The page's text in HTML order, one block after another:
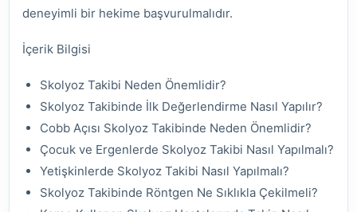
deneyimli bir hekime başvurulmalıdır.
İçerik Bilgisi
Skolyoz Takibi Neden Önemlidir?
Skolyoz Takibinde İlk Değerlendirme Nasıl Yapılır?
Cobb Açısı Skolyoz Takibinde Neden Önemlidir?
Çocuk ve Ergenlerde Skolyoz Takibi Nasıl Yapılmalı?
Yetişkinlerde Skolyoz Takibi Nasıl Yapılmalı?
Skolyoz Takibinde Röntgen Ne Sıklıkla Çekilmeli?